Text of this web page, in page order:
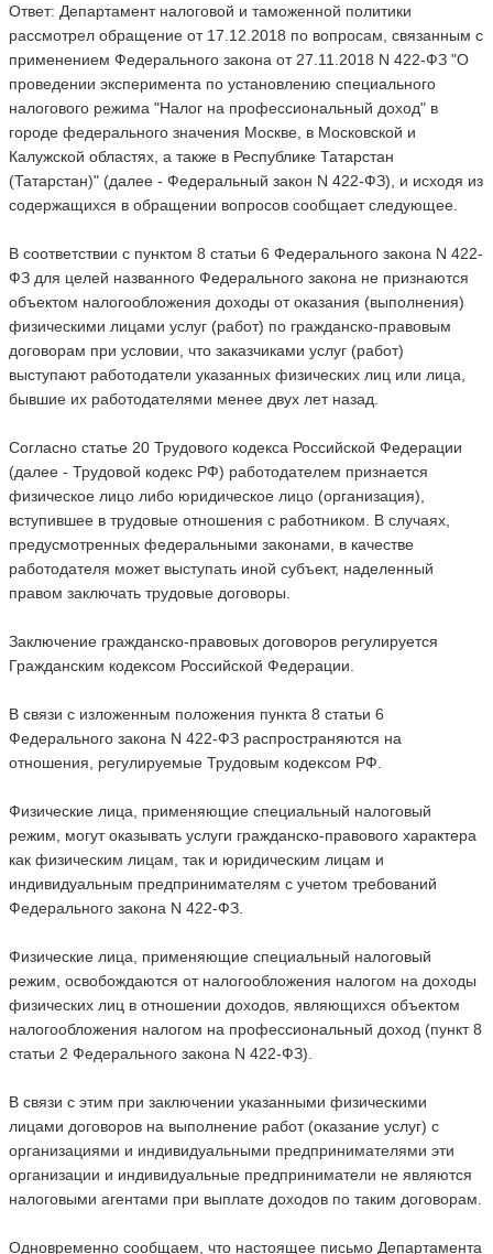
Ответ: Департамент налоговой и таможенной политики
рассмотрел обращение от 17.12.2018 по вопросам, связанным с
применением Федерального закона от 27.11.2018 N 422-ФЗ "О
проведении эксперимента по установлению специального
налогового режима "Налог на профессиональный доход" в
городе федерального значения Москве, в Московской и
Калужской областях, а также в Республике Татарстан
(Татарстан)" (далее - Федеральный закон N 422-ФЗ), и исходя из
содержащихся в обращении вопросов сообщает следующее.
В соответствии с пунктом 8 статьи 6 Федерального закона N 422-
ФЗ для целей названного Федерального закона не признаются
объектом налогообложения доходы от оказания (выполнения)
физическими лицами услуг (работ) по гражданско-правовым
договорам при условии, что заказчиками услуг (работ)
выступают работодатели указанных физических лиц или лица,
бывшие их работодателями менее двух лет назад.
Согласно статье 20 Трудового кодекса Российской Федерации
(далее - Трудовой кодекс РФ) работодателем признается
физическое лицо либо юридическое лицо (организация),
вступившее в трудовые отношения с работником. В случаях,
предусмотренных федеральными законами, в качестве
работодателя может выступать иной субъект, наделенный
правом заключать трудовые договоры.
Заключение гражданско-правовых договоров регулируется
Гражданским кодексом Российской Федерации.
В связи с изложенным положения пункта 8 статьи 6
Федерального закона N 422-ФЗ распространяются на
отношения, регулируемые Трудовым кодексом РФ.
Физические лица, применяющие специальный налоговый
режим, могут оказывать услуги гражданско-правового характера
как физическим лицам, так и юридическим лицам и
индивидуальным предпринимателям с учетом требований
Федерального закона N 422-ФЗ.
Физические лица, применяющие специальный налоговый
режим, освобождаются от налогообложения налогом на доходы
физических лиц в отношении доходов, являющихся объектом
налогообложения налогом на профессиональный доход (пункт 8
статьи 2 Федерального закона N 422-ФЗ).
В связи с этим при заключении указанными физическими
лицами договоров на выполнение работ (оказание услуг) с
организациями и индивидуальными предпринимателями эти
организации и индивидуальные предприниматели не являются
налоговыми агентами при выплате доходов по таким договорам.
Одновременно сообщаем, что настоящее письмо Департамента